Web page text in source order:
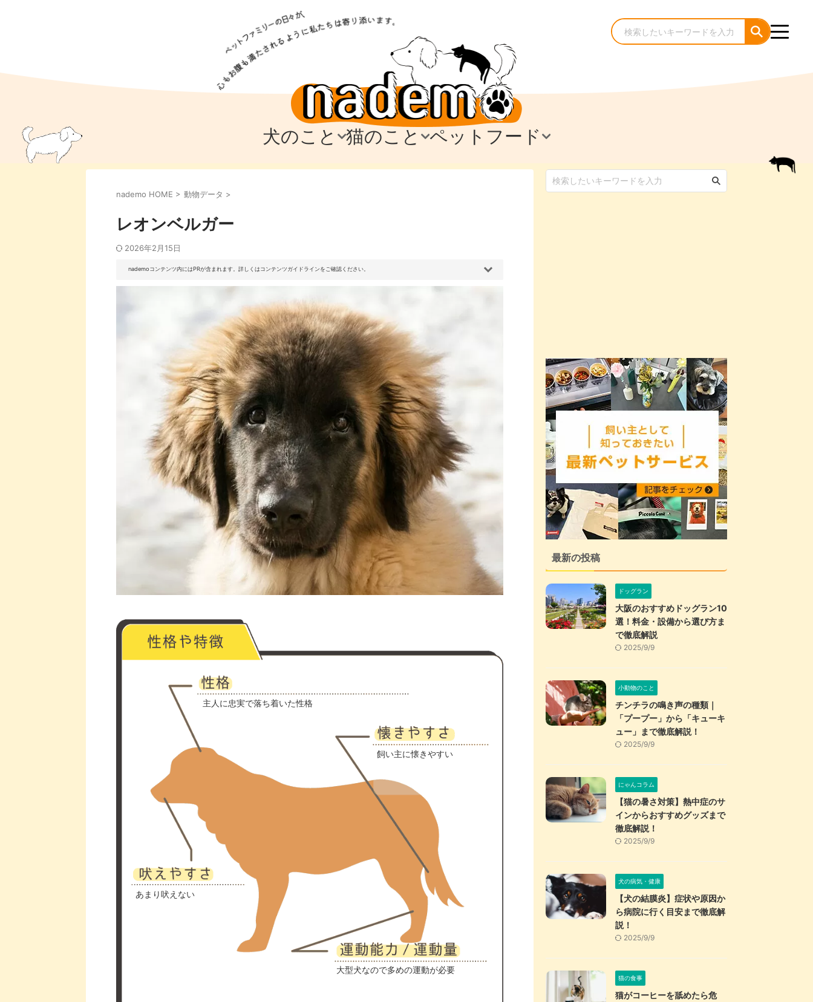
犬のこと
犬のこと
犬のケア・お手入れ
犬のしつけ
犬のアイテム
猫のこと
猫のこと
猫のケア・お手入れ
猫のしつけ
猫のアイテム
ペットフード
ペットフード
nademo HOME > 動物データ >
レオンベルガー
2026年2月15日
nademoコンテンツ内にはPRが含まれます。詳しくはコンテンツガイドラインをご確認ください。
主人に忠実で落ち着いた性格
飼い主に懐きやすい
あまり吠えない
大型犬なので多めの運動が必要
最新の投稿
ドッグラン
大阪のおすすめドッグラン10
選！料金・設備から選び方ま
で徹底解説
2025/9/9
小動物のこと
チンチラの鳴き声の種類｜
「プープー」から「キューキ
ュー」まで徹底解説！
2025/9/9
にゃんコラム
【猫の暑さ対策】熱中症のサ
インからおすすめグッズまで
徹底解説！
2025/9/9
犬の病気・健康
【犬の結膜炎】症状や原因か
ら病院に行く目安まで徹底解
説！
2025/9/9
猫の食事
猫がコーヒーを舐めたら危